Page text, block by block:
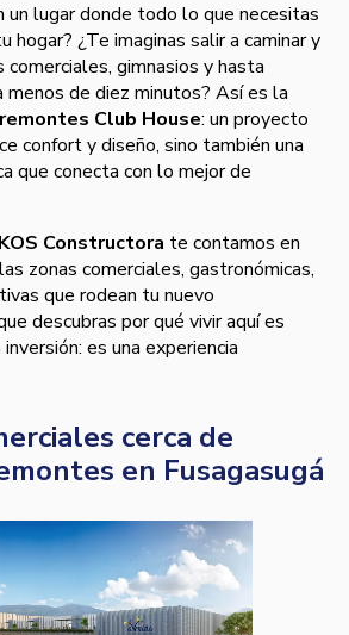
un lugar donde todo lo que necesitas
hogar? ¿Te imaginas salir a caminar y
gimnasios y hasta
menos de diez minutos? Así es la
Club House: un proyecto
confort y diseño, sino también una
que conecta con lo mejor de
Constructora te contamos en
zonas comerciales, gastronómicas,
que rodean tu nuevo
descubras por qué vivir aquí es
es una experiencia
cerca de
en Fusagasugá